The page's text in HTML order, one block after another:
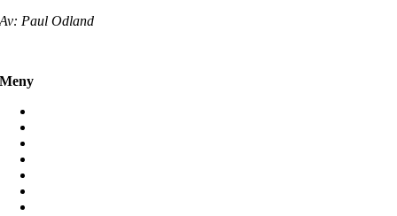
Av: Paul Odland
Meny